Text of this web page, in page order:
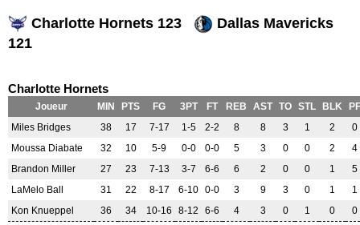
Charlotte Hornets 123
Dallas Mavericks
121
Charlotte Hornets
Joueur MIN PTS FG 3PT FT REB AST TO STL BLK
PF
Miles Bridges
38 17 7-17 1-5 2-2 8 8 3 1 2
0
Moussa Diabate
32 10 5-9 0-0 0-0 5 3 0 0 2
4
Brandon Miller
27 23 7-13 3-7 6-6 6 2 0 0 1
5
LaMelo Ball
31 22 8-17 6-10 0-0 3 9 3 0 1
1
Kon Knueppel
36 34 10-16 8-12 6-6 4 3 0 1 0
0